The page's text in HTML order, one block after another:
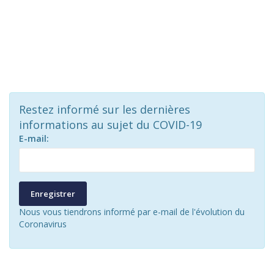
Restez informé sur les dernières
informations au sujet du COVID-19
E-mail:
Enregistrer
Nous vous tiendrons informé par e-mail de l'évolution du
Coronavirus